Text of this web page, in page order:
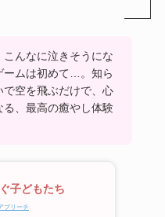
んなに泣きそうにな
ームは初めて…。知ら
で空を飛ぶだけで、心
、最高の癒やし体験
子どもたち
プリーチ